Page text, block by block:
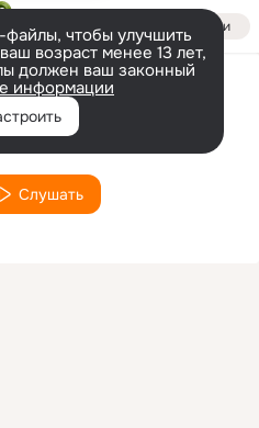
Войти
чтобы улучшить
возраст менее 13 лет,
должен ваш законный
информации
Слушать